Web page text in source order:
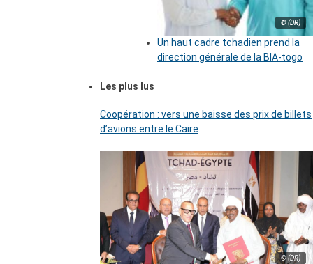
© (DR)
Un haut cadre tchadien prend la
direction générale de la BIA-togo
Les plus lus
Coopération : vers une baisse des prix de billets
d’avions entre le Caire
© (DR)